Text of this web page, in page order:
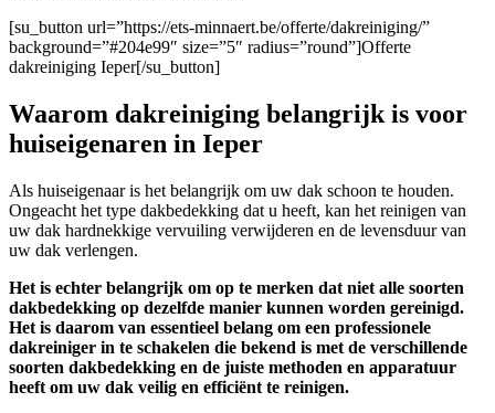
[su_button url=”https://ets-minnaert.be/offerte/dakreiniging/”
background=”#204e99″ size=”5″ radius=”round”]Offerte
dakreiniging Ieper[/su_button]
Waarom dakreiniging belangrijk is voor
huiseigenaren in Ieper
Als huiseigenaar is het belangrijk om uw dak schoon te houden.
Ongeacht het type dakbedekking dat u heeft, kan het reinigen van
uw dak hardnekkige vervuiling verwijderen en de levensduur van
uw dak verlengen.
Het is echter belangrijk om op te merken dat niet alle soorten
dakbedekking op dezelfde manier kunnen worden gereinigd.
Het is daarom van essentieel belang om een professionele
dakreiniger in te schakelen die bekend is met de verschillende
soorten dakbedekking en de juiste methoden en apparatuur
heeft om uw dak veilig en efficiënt te reinigen.